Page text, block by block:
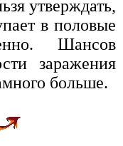
утверждать,
в половые
Шансов
заражения
больше.